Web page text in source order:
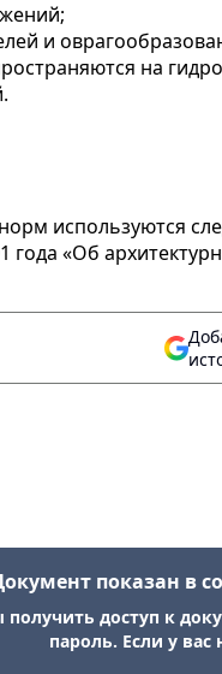
и
на
используются
года «Об
показан в
получить доступ к
пароль. Если у вас